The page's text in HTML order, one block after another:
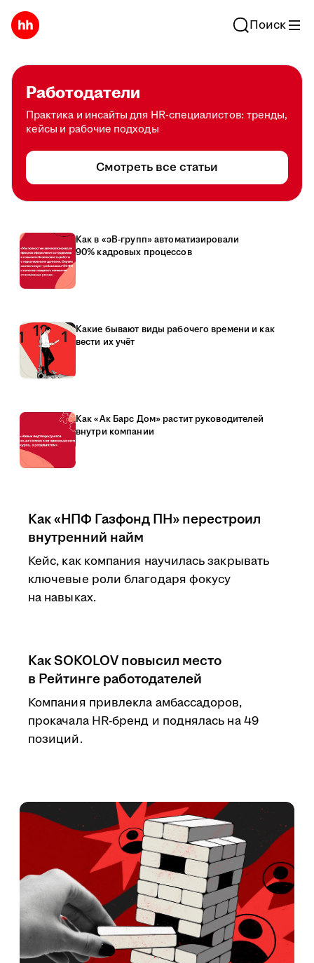
Поиск
Работодатели
Практика и инсайты для HR-специалистов: тренды,
кейсы и рабочие подходы
Смотреть все статьи
Как в «эВ-групп» автоматизировали
90% кадровых процессов
Какие бывают виды рабочего времени и как
вести их учёт
Как «Ак Барс Дом» растит руководителей
внутри компании
Как «НПФ Газфонд ПН» перестроил
внутренний найм
Кейс, как компания научилась закрывать
ключевые роли благодаря фокусу
на навыках.
Как SOKOLOV повысил место
в Рейтинге работодателей
Компания привлекла амбассадоров,
прокачала HR-бренд и поднялась на 49
позиций.